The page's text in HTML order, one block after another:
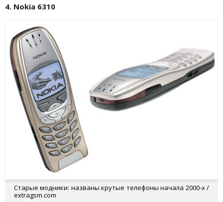
4. Nokia 6310
Старые модники: названы крутые телефоны начала 2000-х /
extragsm.com